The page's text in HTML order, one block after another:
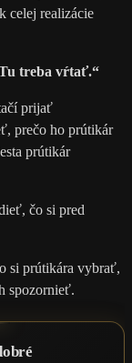
celej realizácie
treba vŕtať.“
prijať
prečo ho prútikár
prútikár
čo si pred
si prútikára vybrať,
spozornieť.